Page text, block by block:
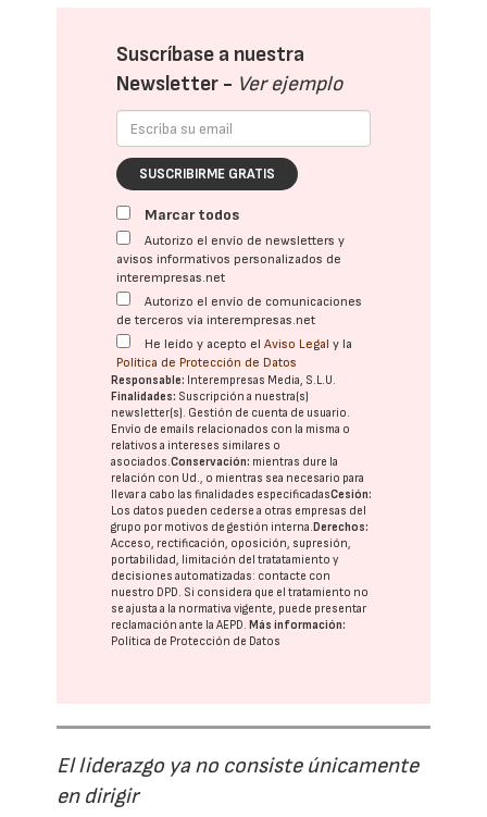
Suscríbase a nuestra
Newsletter - Ver ejemplo
SUSCRIBIRME GRATIS
Marcar todos
Autorizo el envío de newsletters y
avisos informativos personalizados de
interempresas.net
Autorizo el envío de comunicaciones
de terceros vía interempresas.net
He leído y acepto elAviso Legal y la
Política de Protección de Datos
Responsable: Interempresas Media, S.L.U.
Finalidades: Suscripción a nuestra(s)
newsletter(s). Gestión de cuenta de usuario.
Envío de emails relacionados con la misma o
relativos a intereses similares o
asociados.Conservación: mientras dure la
relación con Ud., o mientras sea necesario para
llevar a cabo las finalidades especificadasCesión:
Los datos pueden cederse a otras empresas del
grupo por motivos de gestión interna. Derechos:
Acceso, rectificación, oposición, supresión,
portabilidad, limitación del tratatamiento y
decisiones automatizadas: contacte con
nuestro DPD. Si considera que el tratamiento no
se ajusta a la normativa vigente, puede presentar
reclamación ante laAEPD. Más información:
Política de Protección de Datos
El liderazgo ya no consiste únicamente
en dirigir